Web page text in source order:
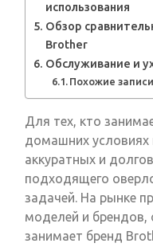
использования
Обзор
Brother
Обслуживание и
Похожие
Для тех, кто
домашних условиях
аккуратных и
подходящего
задачей. На рынке
моделей и брендов,
занимает бренд